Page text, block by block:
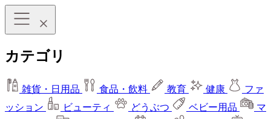
カテゴリ
雑貨・日用品 食品・飲料 教育 健康
ファ
ッション
ビューティ どうぶつ ベビー用品
マ